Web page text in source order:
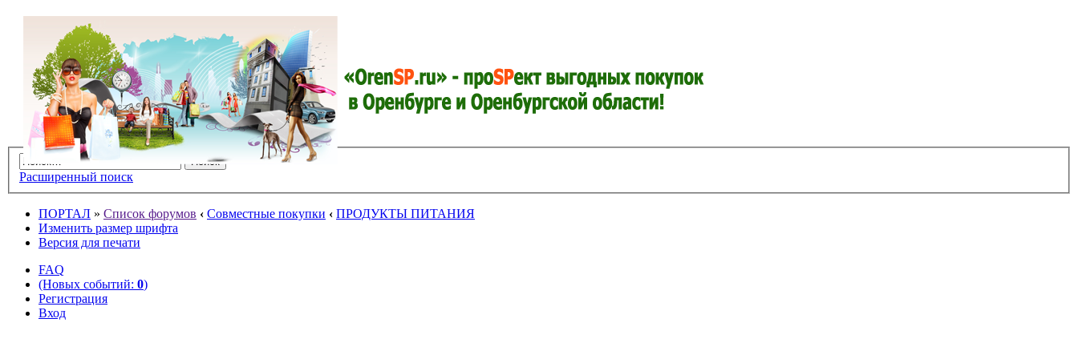
Расширенный поиск
ПОРТАЛ » Список форумов ‹ Совместные покупки ‹ ПРОДУКТЫ ПИТАНИЯ
Изменить размер шрифта
Версия для печати
FAQ
(Новых событий: 0)
Регистрация
Вход